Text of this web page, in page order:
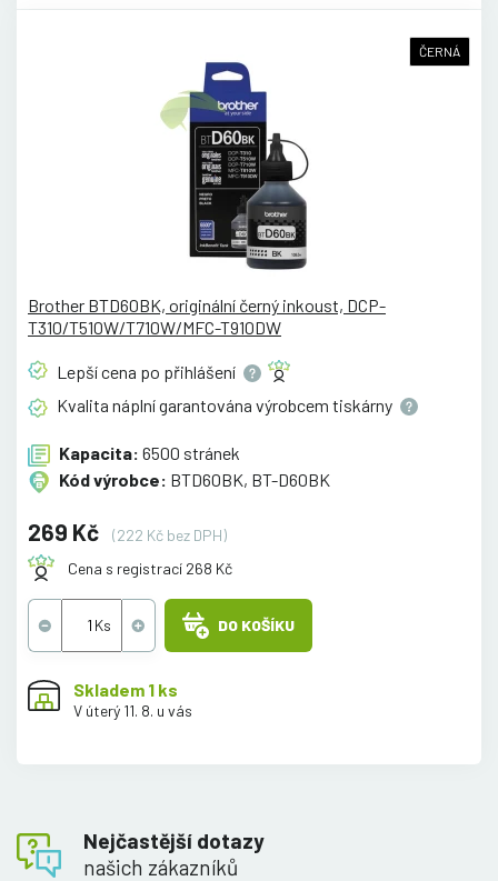
ČERNÁ
Brother BTD60BK, originální černý inkoust, DCP-
T310/T510W/T710W/MFC-T910DW
Lepší cena po přihlášení
Kvalita náplní garantována výrobcem tiskárny
Kapacita: 6500 stránek
Kód výrobce: BTD60BK, BT-D60BK
269 Kč
(222 Kč bez DPH)
Cena s registrací 268 Kč
DO KOŠÍKU
Skladem 1 ks
V úterý 11. 8. u vás
Nejčastější dotazy
našich zákazníků